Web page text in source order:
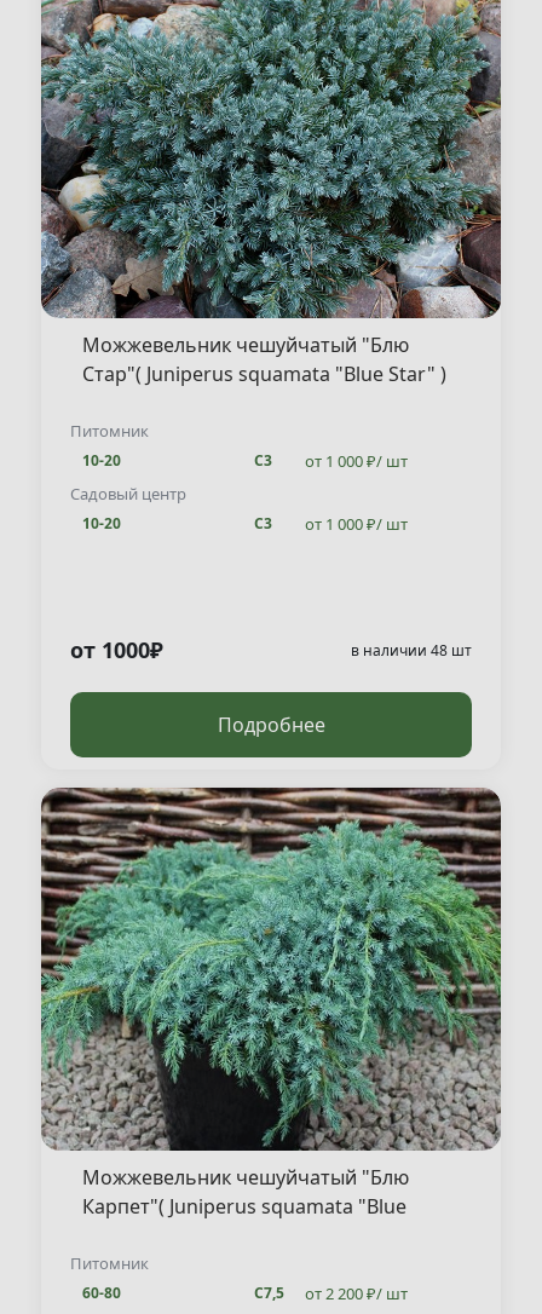
Можжевельник чешуйчатый "Блю
Стар"( Juniperus squamata "Blue Star" )
Питомник
10-20 С3
от 1 000 ₽/ шт
Садовый центр
10-20 С3 от 1 000 ₽/ шт
от 1000₽ в наличии 48 шт
Подробнее
Можжевельник чешуйчатый "Блю
Карпет"( Juniperus squamata "Blue
Питомник
60-80 С7,5 от 2 200 ₽/ шт